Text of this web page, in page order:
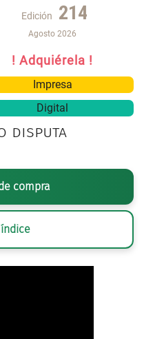
Edición 214
Agosto 2026
! Adquiérela !
Impresa
Digital
disputa
compra